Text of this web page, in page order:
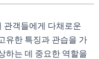
관객들에게 다채로운
유한 특징과 관습을 가
하는 데 중요한 역할을